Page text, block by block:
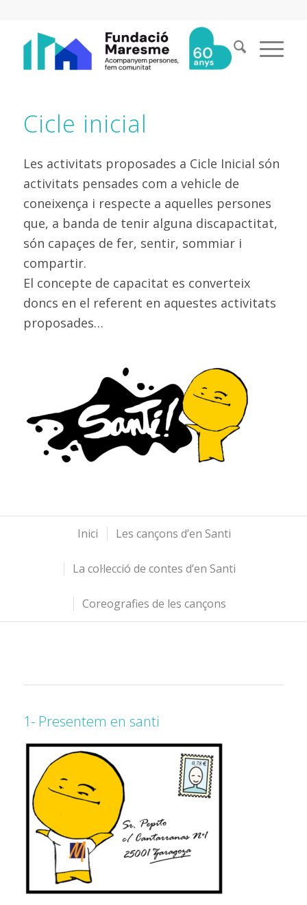
Cicle inicial
Les activitats proposades a Cicle Inicial són
activitats pensades com a vehicle de
coneixença i respecte a aquelles persones
que, a banda de tenir alguna discapactitat,
són capaçes de fer, sentir, sommiar i
compartir.
El concepte de capacitat es converteix
doncs en el referent en aquestes activitats
proposades…
Inici Les cançons d’en Santi
La col·lecció de contes d’en Santi
Coreografies de les cançons
1- Presentem en santi